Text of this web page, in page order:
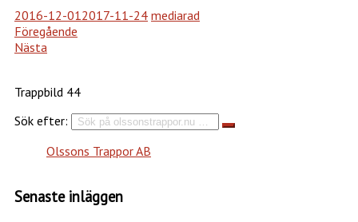
2016-12-012017-11-24 mediarad
Föregående
Nästa
Trappbild 44
Sök efter:
Olssons Trappor AB
Senaste inläggen